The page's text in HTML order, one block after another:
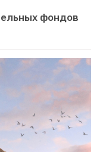
фондов